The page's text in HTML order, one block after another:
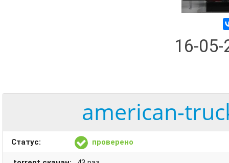
16-
american-
Статус: проверено